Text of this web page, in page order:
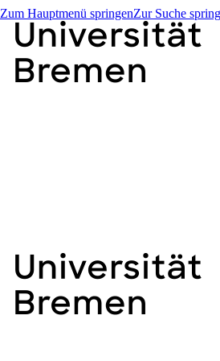
Zum Hauptmenü springenZur Suche